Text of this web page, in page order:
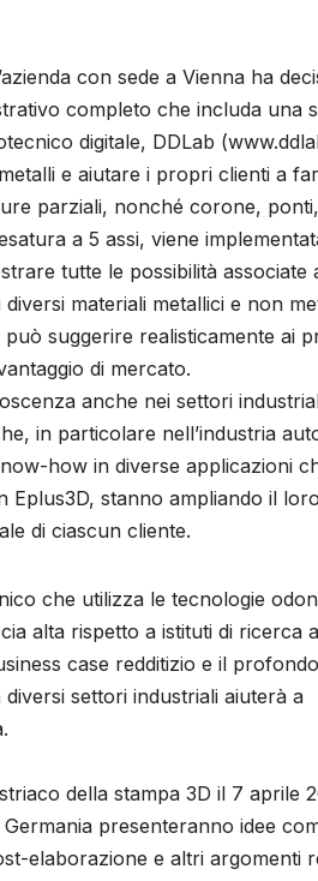
con sede a Vienna ha
completo che includa una
digitale, DDLab
e aiutare i propri clienti a
parziali, nonché corone,
a 5 assi, viene
tutte le possibilità associate
materiali metallici e non
suggerire realisticamente ai
di mercato.
anche nei settori
in particolare nell’industria
how in diverse applicazioni
Eplus3D, stanno ampliando il
di ciascun cliente.
che utilizza le tecnologie
alta rispetto a istituti di ricerca
case redditizio e il profondo
settori industriali aiuterà a
della stampa 3D il 7 aprile
presenteranno idee
elaborazione e altri argomenti